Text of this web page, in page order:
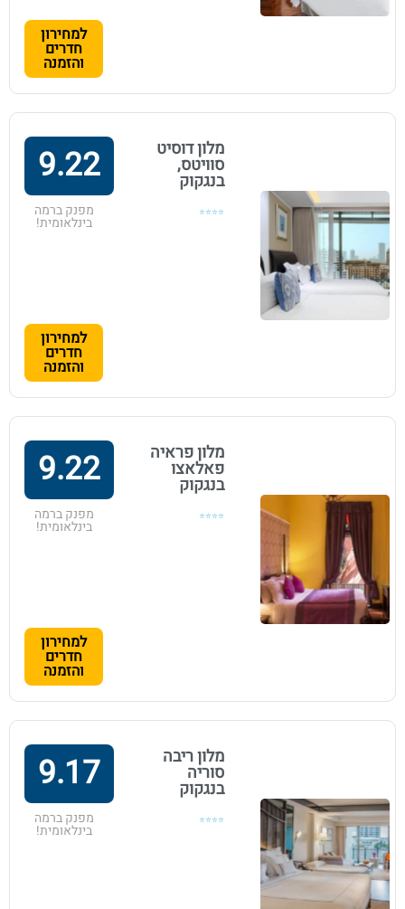
למחירון
חדרים
והזמנה
מלון דוסיט
סוויטס,
בנגקוק
⭐⭐⭐⭐
9.22
מפנק ברמה
בינלאומית!
למחירון
חדרים
והזמנה
מלון פראיה
פאלאצו
בנגקוק
⭐⭐⭐⭐
9.22
מפנק ברמה
בינלאומית!
למחירון
חדרים
והזמנה
מלון ריבה
סוריה
בנגקוק
⭐⭐⭐⭐
9.17
מפנק ברמה
בינלאומית!